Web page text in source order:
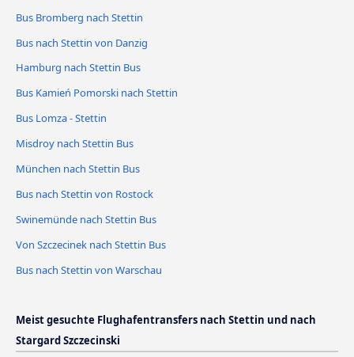
Bus Bromberg nach Stettin
Bus nach Stettin von Danzig
Hamburg nach Stettin Bus
Bus Kamień Pomorski nach Stettin
Bus Lomza - Stettin
Misdroy nach Stettin Bus
München nach Stettin Bus
Bus nach Stettin von Rostock
Swinemünde nach Stettin Bus
Von Szczecinek nach Stettin Bus
Bus nach Stettin von Warschau
Meist gesuchte Flughafentransfers nach Stettin und nach
Stargard Szczecinski